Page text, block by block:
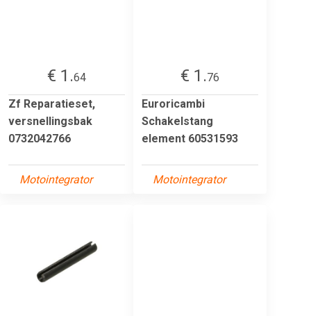
€ 1.64
Zf Reparatieset,
versnellingsbak
0732042766
Motointegrator
€ 1.76
Euroricambi
Schakelstang
element 60531593
Motointegrator